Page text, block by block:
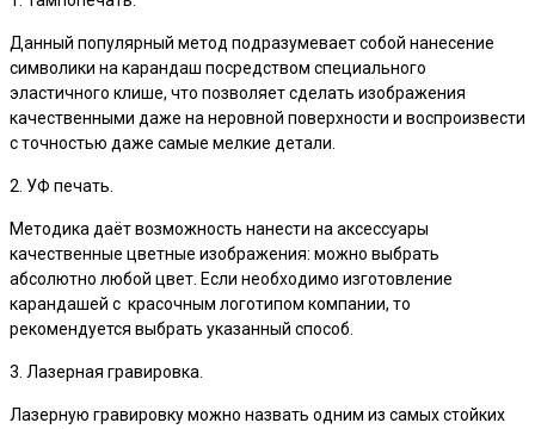
Данный популярный метод подразумевает собой нанесение
символики на карандаш посредством специального
эластичного клише, что позволяет сделать изображения
качественными даже на неровной поверхности и воспроизвести
с точностью даже самые мелкие детали.
2. УФ печать.
Методика даёт возможность нанести на аксессуары
качественные цветные изображения: можно выбрать
абсолютно любой цвет. Если необходимо изготовление
карандашей с красочным логотипом компании, то
рекомендуется выбрать указанный способ.
3. Лазерная гравировка.
Лазерную гравировку можно назвать одним из самых стойких